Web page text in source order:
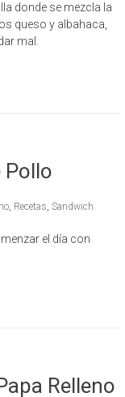
donde se mezcla la
queso y albahaca,
mal.
Pollo
, Recetas, Sandwich
el día con
Relleno